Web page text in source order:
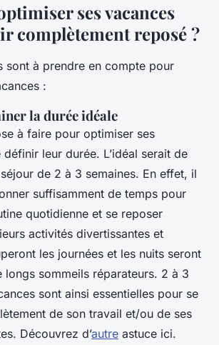
ses vacances
complètement reposé ?
sont à prendre en compte pour
:
la durée idéale
à faire pour optimiser ses
leur durée. L’idéal serait de
de 2 à 3 semaines. En effet, il
suffisamment de temps pour
quotidienne et se reposer
activités divertissantes et
les journées et les nuits seront
longs sommeils réparateurs. 2 à 3
sont ainsi essentielles pour se
de son travail et/ou de ses
Découvrez d’autre astuce ici.